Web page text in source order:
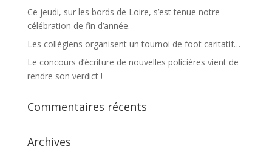
Ce jeudi, sur les bords de Loire, s’est tenue notre
célébration de fin d’année.
Les collégiens organisent un tournoi de foot caritatif…
Le concours d’écriture de nouvelles policières vient de
rendre son verdict !
Commentaires récents
Archives